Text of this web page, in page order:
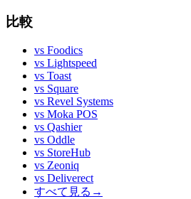
比較
vs Foodics
vs Lightspeed
vs Toast
vs Square
vs Revel Systems
vs Moka POS
vs Qashier
vs Oddle
vs StoreHub
vs Zeoniq
vs Deliverect
すべて見る →